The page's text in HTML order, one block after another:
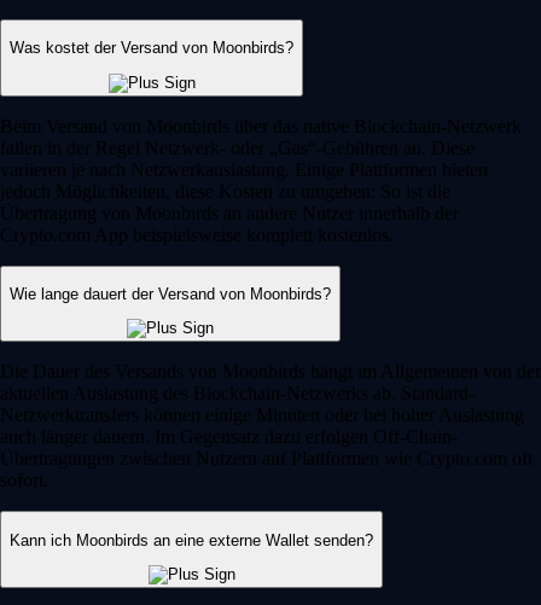
Was kostet der Versand von Moonbirds?
Beim Versand von Moonbirds über das native Blockchain-Netzwerk
fallen in der Regel Netzwerk- oder „Gas“-Gebühren an. Diese
variieren je nach Netzwerkauslastung. Einige Plattformen bieten
jedoch Möglichkeiten, diese Kosten zu umgehen: So ist die
Übertragung von Moonbirds an andere Nutzer innerhalb der
Crypto.com App beispielsweise komplett kostenlos.
Wie lange dauert der Versand von Moonbirds?
Die Dauer des Versands von Moonbirds hängt im Allgemeinen von der
aktuellen Auslastung des Blockchain-Netzwerks ab. Standard-
Netzwerktransfers können einige Minuten oder bei hoher Auslastung
auch länger dauern. Im Gegensatz dazu erfolgen Off-Chain-
Übertragungen zwischen Nutzern auf Plattformen wie Crypto.com oft
sofort.
Kann ich Moonbirds an eine externe Wallet senden?